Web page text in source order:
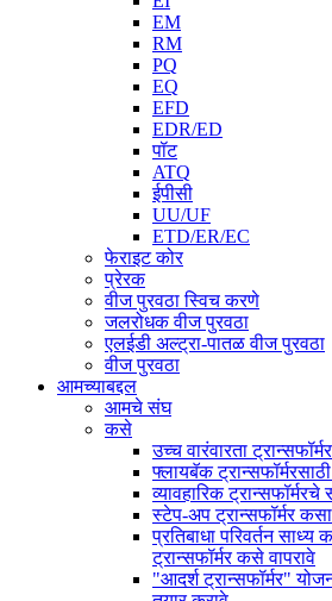
EM
RM
PQ
EQ
EFD
EDR/ED
पॉट
ATQ
ईपीसी
UU/UF
ETD/ER/EC
फेराइट कोर
प्रेरक
वीज पुरवठा स्विच करणे
जलरोधक वीज पुरवठा
एलईडी अल्ट्रा-पातळ वीज पुरवठा
वीज पुरवठा
आमच्याबद्दल
आमचे संघ
कसे
उच्च वारंवारता
फ्लायबॅक ट्रान्सफॉर्मरसाठी
व्यावहारिक
स्टेप-अप ट्रान्सफॉर्मर
प्रतिबाधा परिवर्तन साध्य
ट्रान्सफॉर्मर कसे वापरावे
"आदर्श ट्रान्सफॉर्मर"